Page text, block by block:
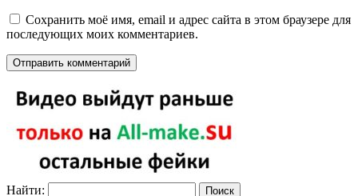
Сохранить моё имя, email и адрес сайта в этом браузере для
последующих моих комментариев.
Найти: